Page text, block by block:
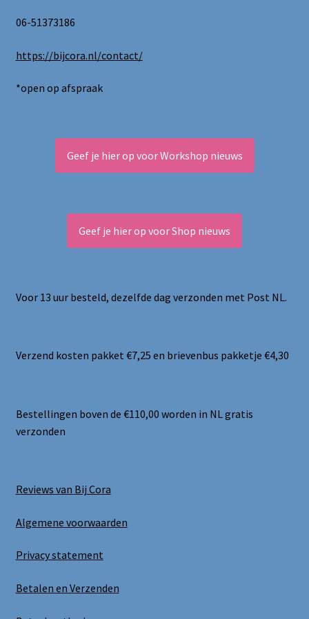
06-51373186
https://bijcora.nl/contact/
*open op afspraak
Geef je hier op voor Workshop nieuws
Geef je hier op voor Shop nieuws
Voor 13 uur besteld, dezelfde dag verzonden met Post NL.
Verzend kosten pakket €7,25 en brievenbus pakketje €4,30
Bestellingen boven de €110,00 worden in NL gratis
verzonden
Reviews van Bij Cora
Algemene voorwaarden
Privacy statement
Betalen en Verzenden